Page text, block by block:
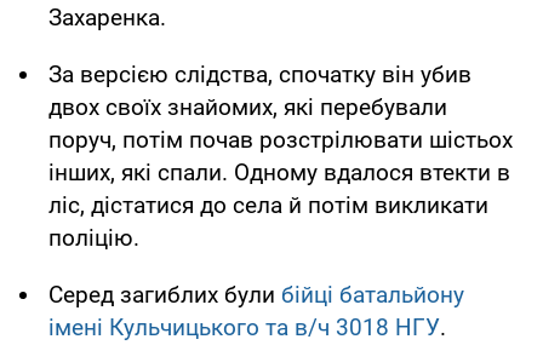
Захаренка.
За версією слідства, спочатку він убив
двох своїх знайомих, які перебували
поруч, потім почав розстрілювати шістьох
інших, які спали. Одному вдалося втекти в
ліс, дістатися до села й потім викликати
поліцію.
Серед загиблих були бійці батальйону
імені Кульчицького та в/ч 3018 НГУ.